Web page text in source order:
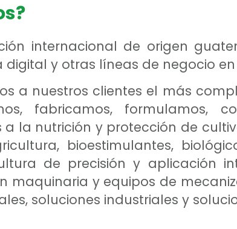
internacional de origen
y otras líneas de negocio
a nuestros clientes el más
fabricamos, formulamos,
la nutrición y protección de
bioestimulantes,
de precisión y aplicación
maquinaria y equipos de
soluciones industriales y